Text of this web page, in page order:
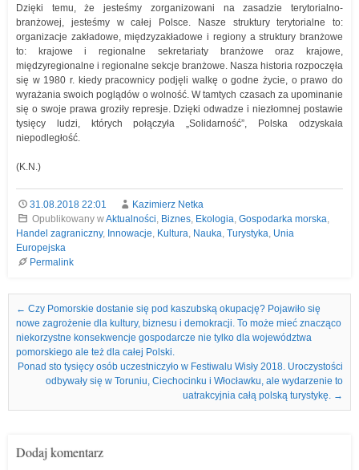
Dzięki temu, że jesteśmy zorganizowani na zasadzie terytorialno-
branżowej, jesteśmy w całej Polsce. Nasze struktury terytorialne to:
organizacje zakładowe, międzyzakładowe i regiony a struktury branżowe
to: krajowe i regionalne sekretariaty branżowe oraz krajowe,
międzyregionalne i regionalne sekcje branżowe. Nasza historia rozpoczęła
się w 1980 r. kiedy pracownicy podjęli walkę o godne życie, o prawo do
wyrażania swoich poglądów o wolność. W tamtych czasach za upominanie
się o swoje prawa groziły represje. Dzięki odwadze i niezłomnej postawie
tysięcy ludzi, których połączyła „Solidarność”, Polska odzyskała
niepodległość.
(K.N.)
31.08.2018 22:01
Kazimierz Netka
Opublikowany wAktualności, Biznes, Ekologia, Gospodarka morska,
Handel zagraniczny, Innowacje, Kultura, Nauka, Turystyka, Unia
Europejska
Permalink
Nawigacja we wpisach
← Czy Pomorskie dostanie się pod kaszubską okupację? Pojawiło się
nowe zagrożenie dla kultury, biznesu i demokracji. To może mieć znacząco
niekorzystne konsekwencje gospodarcze nie tylko dla województwa
pomorskiego ale też dla całej Polski.
Ponad sto tysięcy osób uczestniczyło w Festiwalu Wisły 2018. Uroczystości
odbywały się w Toruniu, Ciechocinku i Włocławku, ale wydarzenie to
uatrakcyjnia całą polską turystykę. →
Dodaj komentarz